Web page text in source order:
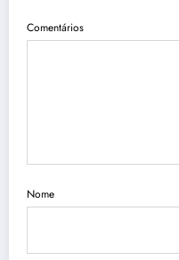
Comentários
Nome